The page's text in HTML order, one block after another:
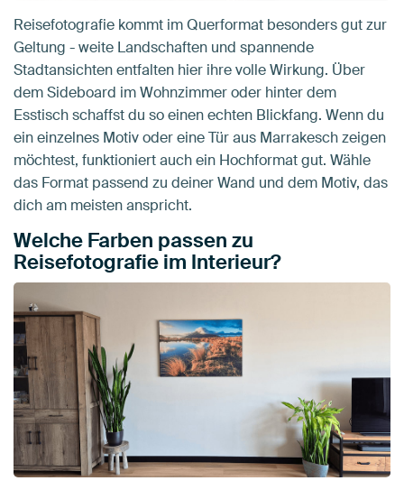
Reisefotografie kommt im Querformat besonders gut zur
Geltung - weite Landschaften und spannende
Stadtansichten entfalten hier ihre volle Wirkung. Über
dem Sideboard im Wohnzimmer oder hinter dem
Esstisch schaffst du so einen echten Blickfang. Wenn du
ein einzelnes Motiv oder eine Tür aus Marrakesch zeigen
möchtest, funktioniert auch ein Hochformat gut. Wähle
das Format passend zu deiner Wand und dem Motiv, das
dich am meisten anspricht.
Welche Farben passen zu
Reisefotografie im Interieur?